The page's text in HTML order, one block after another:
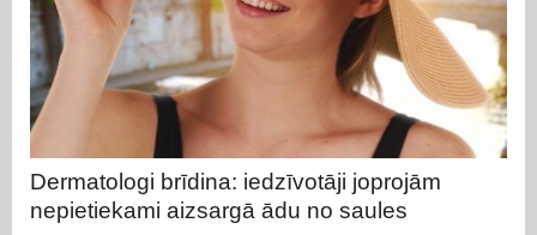
Dermatologi brīdina: iedzīvotāji joprojām
nepietiekami aizsargā ādu no saules